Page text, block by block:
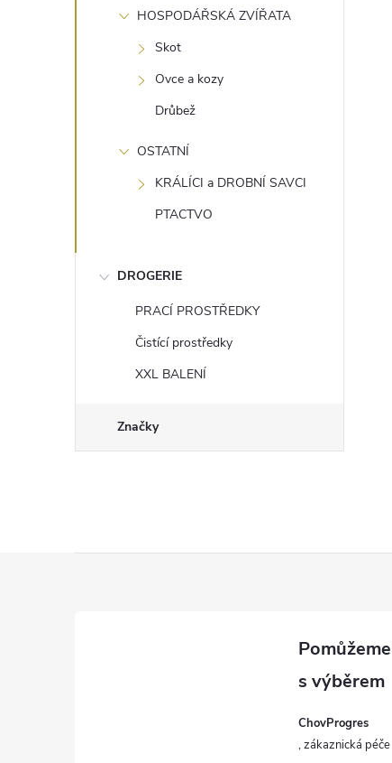
HOSPODÁŘSKÁ ZVÍŘATA
Skot
Ovce a kozy
Drůbež
OSTATNÍ
KRÁLÍCI a DROBNÍ SAVCI
PTACTVO
DROGERIE
PRACÍ PROSTŘEDKY
Čistící prostředky
XXL BALENÍ
Značky
ChovProgres